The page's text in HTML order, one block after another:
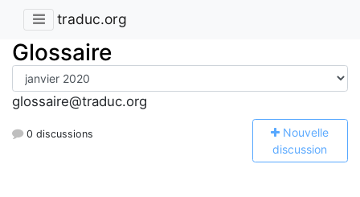
traduc.org
Glossaire
glossaire@traduc.org
0 discussions Nouvelle
discussion